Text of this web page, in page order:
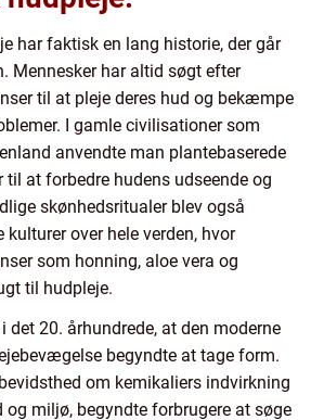
har faktisk en lang historie, der går
Mennesker har altid søgt efter
til at pleje deres hud og bekæmpe
I gamle civilisationer som
anvendte man plantebaserede
til at forbedre hudens udseende og
skønhedsritualer blev også
kulturer over hele verden, hvor
som honning, aloe vera og
til hudpleje.
det 20. århundrede, at den moderne
begyndte at tage form.
om kemikaliers indvirkning
og miljø, begyndte forbrugere at søge